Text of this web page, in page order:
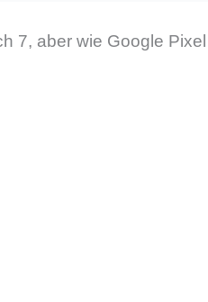
7, aber wie Google